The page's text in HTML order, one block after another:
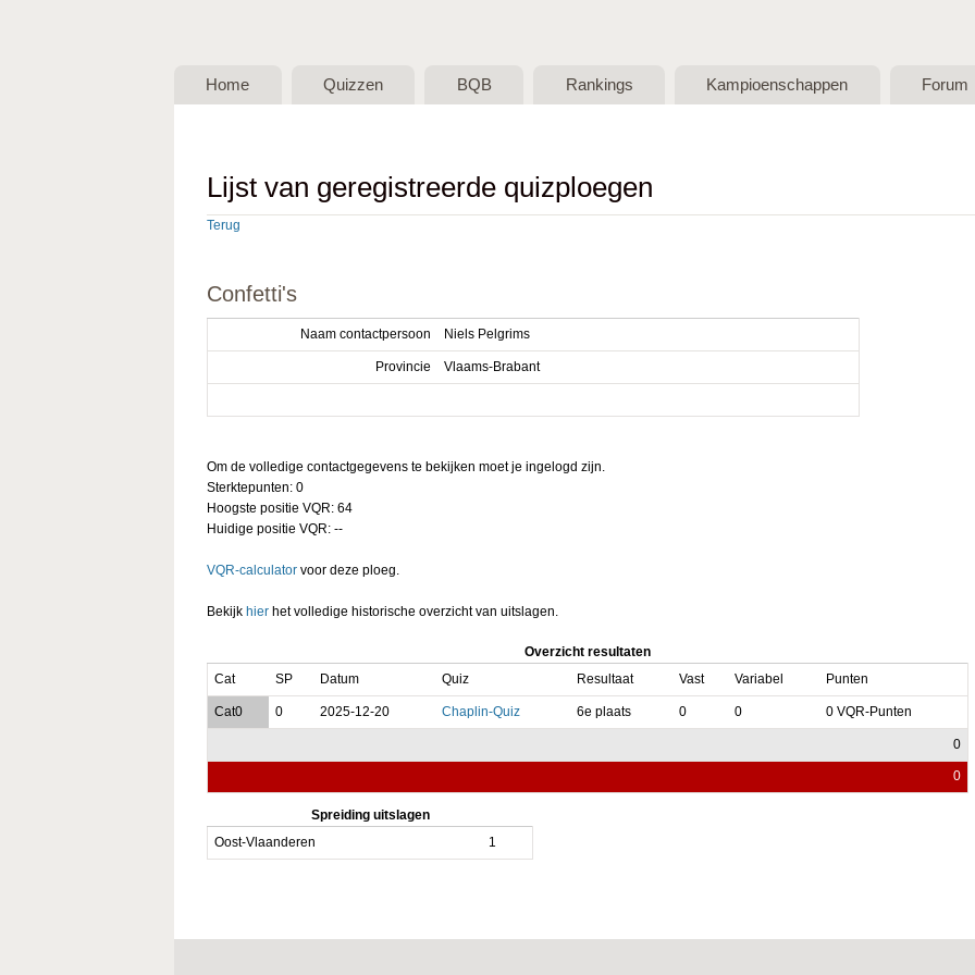
Belgische
vzw
Home Quizzen BQB Rankings Kampioenschappen Forum
Lijst van geregistreerde quizploegen
Terug
Confetti's
Naam contactpersoon Niels Pelgrims
Provincie Vlaams-Brabant
Om de volledige contactgegevens te bekijken moet je ingelogd zijn.
Sterktepunten: 0
Hoogste positie VQR: 64
Huidige positie VQR: --
VQR-calculator voor deze ploeg.
Bekijk hier het volledige historische overzicht van uitslagen.
Overzicht resultaten
Cat
SP Datum Quiz Resultaat Vast Variabel Punten
Cat0 0 2025-12-20 Chaplin-Quiz 6e plaats 0 0 0 VQR-Punten
0
0
Spreiding uitslagen
Oost-Vlaanderen
1